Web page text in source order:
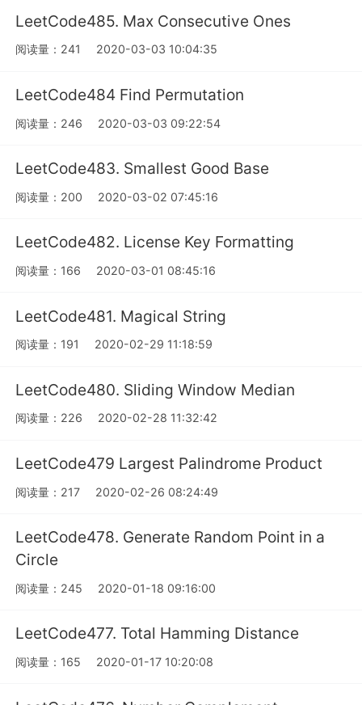
LeetCode485. Max Consecutive Ones
阅读量：241 2020-03-03 10:04:35
LeetCode484 Find Permutation
阅读量：246 2020-03-03 09:22:54
LeetCode483. Smallest Good Base
阅读量：200 2020-03-02 07:45:16
LeetCode482. License Key Formatting
阅读量：166 2020-03-01 08:45:16
LeetCode481. Magical String
阅读量：191 2020-02-29 11:18:59
LeetCode480. Sliding Window Median
阅读量：226 2020-02-28 11:32:42
LeetCode479 Largest Palindrome Product
阅读量：217 2020-02-26 08:24:49
LeetCode478. Generate Random Point in a
Circle
阅读量：245 2020-01-18 09:16:00
LeetCode477. Total Hamming Distance
阅读量：165 2020-01-17 10:20:08